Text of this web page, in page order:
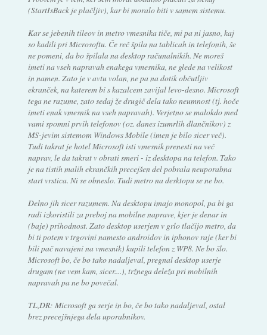
(StartIsBack je plačljiv), kar bi moralo biti v samem sistemu.
Kar se jebenih tileov in metro vmesnika tiče, mi pa ni jasno, kaj
so kadili pri Microsoftu. Če reč špila na tablicah in telefonih, še
ne pomeni, da bo špilala na desktop računalnikih. Ne moreš
imeti na vseh napravah enakega vmesnika, ne glede na velikost
in namen. Zato je v avtu volan, ne pa na dotik občutljiv
ekranček, na katerem bi s kazalcem zavijal levo-desno. Microsoft
tega ne razume, zato sedaj že drugič dela tako neumnost (tj. hoče
imeti enak vmesnik na vseh napravah). Verjetno se malokdo med
vami spomni prvih telefonov (oz. danes izumrlih dlančnikov) z
MS-jevim sistemom Windows Mobile (imen je bilo sicer več).
Tudi takrat je hotel Microsoft isti vmesnik prenesti na več
naprav, le da takrat v obrati smeri - iz desktopa na telefon. Tako
je na tistih malih ekrančkih precejšen del pobrala neuporabna
start vrstica. Ni se obneslo. Tudi metro na desktopu se ne bo.
Delno jih sicer razumem. Na desktopu imajo monopol, pa bi ga
radi izkoristili za preboj na mobilne naprave, kjer je denar in
(baje) prihodnost. Zato desktop userjem v grlo tlačijo metro, da
bi ti potem v trgovini namesto androidov in iphonov raje (ker bi
bili pač navajeni na vmesnik) kupili telefon z WP8. Ne bo šlo.
Microsoft bo, če bo tako nadaljeval, pregnal desktop userje
drugam (ne vem kam, sicer....), tržnega deleža pri mobilnih
napravah pa ne bo povečal.
TL,DR: Microsoft ga serje in bo, če bo tako nadaljeval, ostal
brez precejšnjega dela uporabnikov.